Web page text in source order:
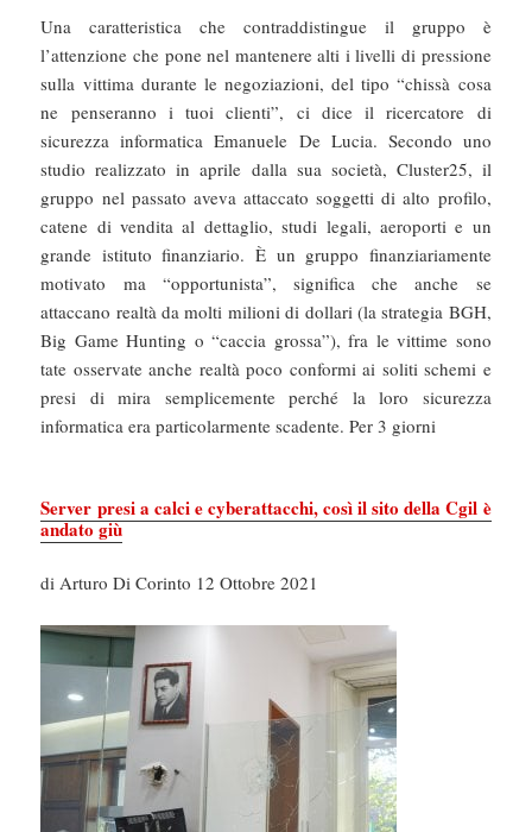
Una caratteristica che contraddistingue il gruppo è
l’attenzione che pone nel mantenere alti i livelli di pressione
sulla vittima durante le negoziazioni, del tipo “chissà cosa
ne penseranno i tuoi clienti”, ci dice il ricercatore di
sicurezza informatica Emanuele De Lucia. Secondo uno
studio realizzato in aprile dalla sua società, Cluster25, il
gruppo nel passato aveva attaccato soggetti di alto profilo,
catene di vendita al dettaglio, studi legali, aeroporti e un
grande istituto finanziario. È un gruppo finanziariamente
motivato ma “opportunista”, significa che anche se
attaccano realtà da molti milioni di dollari (la strategia BGH,
Big Game Hunting o “caccia grossa”), fra le vittime sono
tate osservate anche realtà poco conformi ai soliti schemi e
presi di mira semplicemente perché la loro sicurezza
informatica era particolarmente scadente. Per 3 giorni
Server presi a calci e cyberattacchi, così il sito della Cgil è
andato giù
di Arturo Di Corinto 12 Ottobre 2021